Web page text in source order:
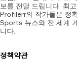
보를 전달 드립니다. 최
Profilerr의 작가들은 정
Sports 뉴스와 전 세계
니다.
정책약관